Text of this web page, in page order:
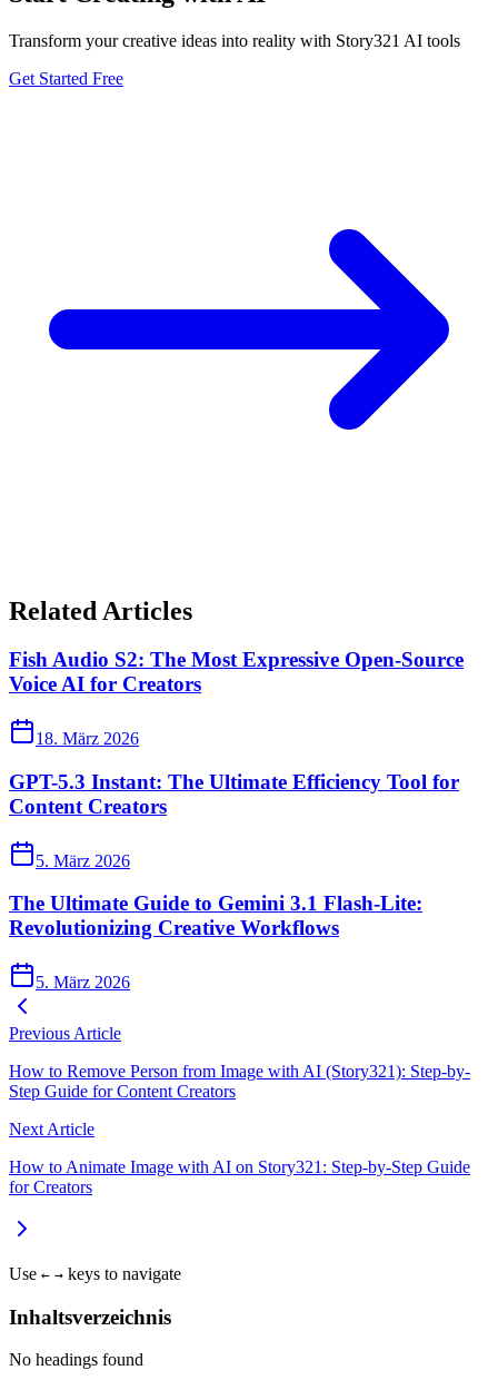
Transform your creative ideas into reality with Story321 AI tools
Get Started Free
Related Articles
Fish Audio S2: The Most Expressive Open-Source
Voice AI for Creators
18. März 2026
GPT-5.3 Instant: The Ultimate Efficiency Tool for
Content Creators
5. März 2026
The Ultimate Guide to Gemini 3.1 Flash-Lite:
Revolutionizing Creative Workflows
5. März 2026
Previous Article
How to Remove Person from Image with AI (Story321): Step-by-
Step Guide for Content Creators
Next Article
How to Animate Image with AI on Story321: Step-by-Step Guide
for Creators
Use ← → keys to navigate
Inhaltsverzeichnis
No headings found